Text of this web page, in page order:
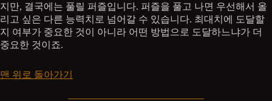
지만, 결국에는 풀릴 퍼즐입니다. 퍼즐을 풀고 나면 우선해서 올
리고 싶은 다른 능력치로 넘어갈 수 있습니다. 최대치에 도달할
지 여부가 중요한 것이 아니라 어떤 방법으로 도달하느냐가 더
중요한 것이죠.
맨 위로 돌아가기